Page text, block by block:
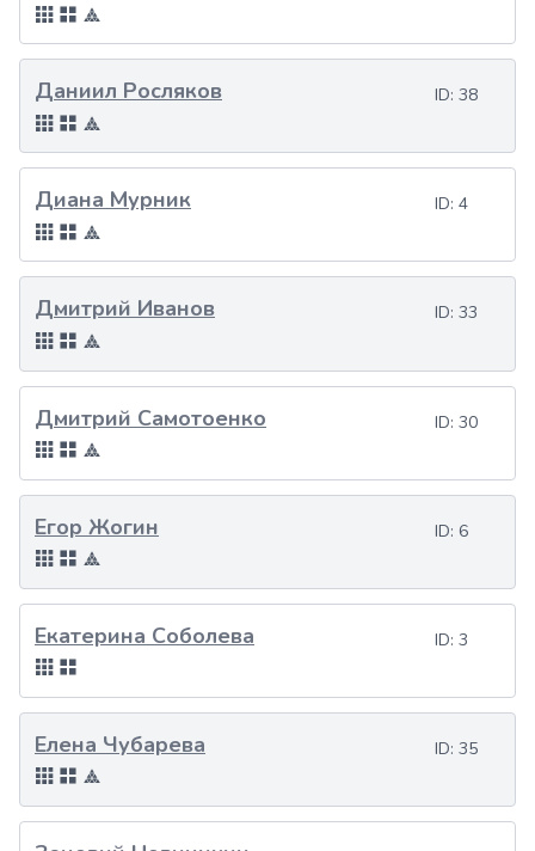
ID: 38
Даниил Росляков
ID: 4
Диана Мурник
ID: 33
Дмитрий Иванов
ID: 30
Дмитрий Самотоенко
ID: 6
Егор Жогин
ID: 3
Екатерина Соболева
ID: 35
Елена Чубарева